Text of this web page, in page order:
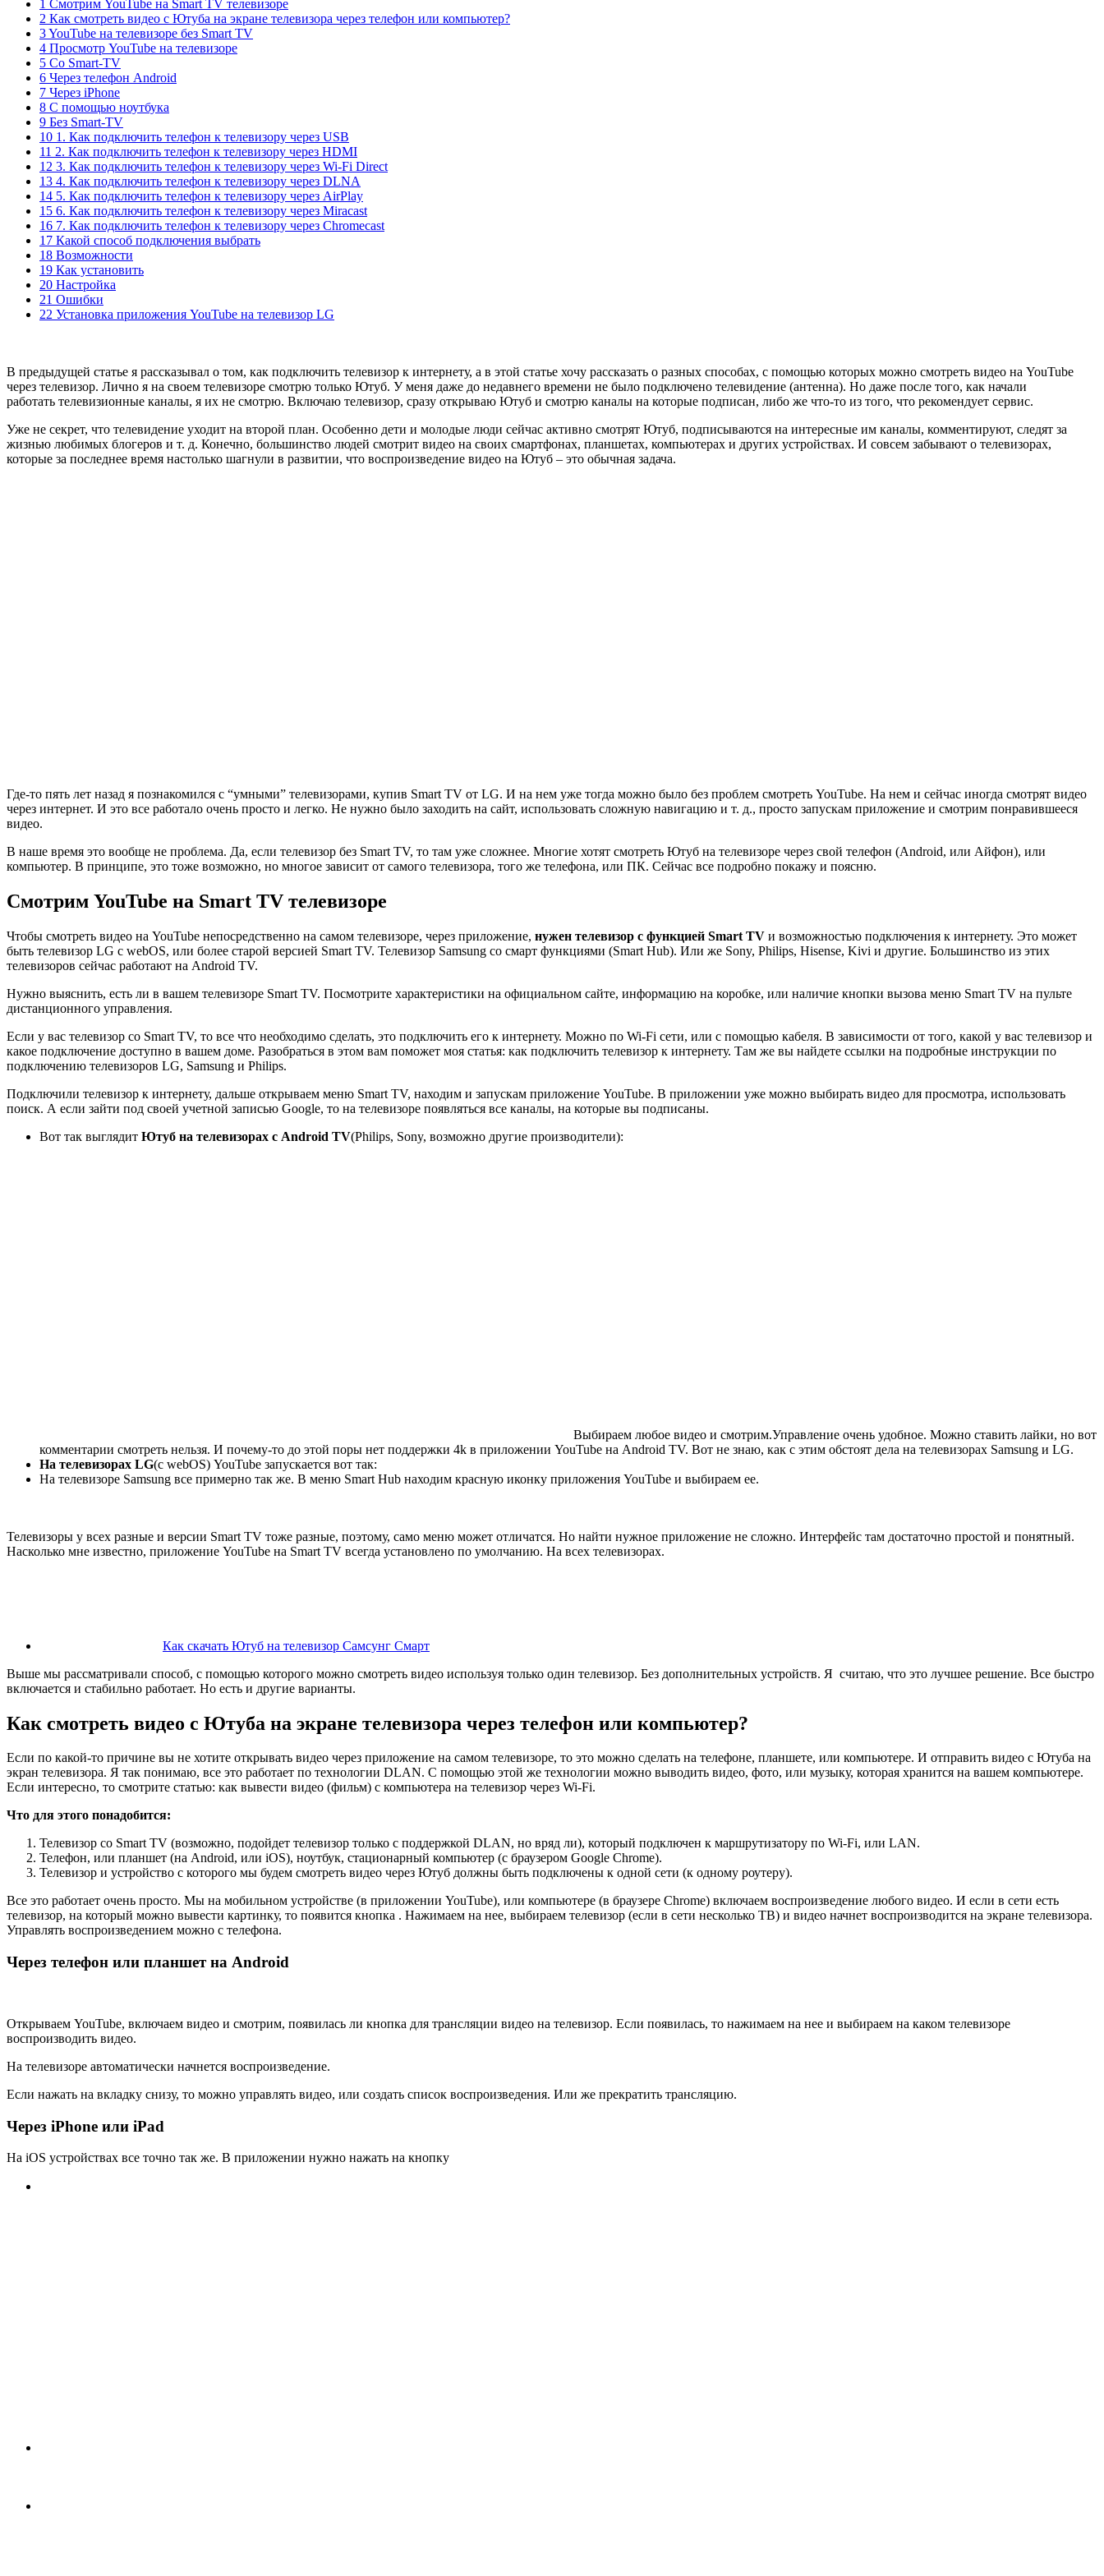
1 Смотрим YouTube на Smart TV телевизоре
2 Как смотреть видео с Ютуба на экране телевизора через телефон или компьютер?
3 YouTube на телевизоре без Smart TV
4 Просмотр YouTube на телевизоре
5 Со Smart-TV
6 Через телефон Android
7 Через iPhone
8 С помощью ноутбука
9 Без Smart-TV
10 1. Как подключить телефон к телевизору через USB
11 2. Как подключить телефон к телевизору через HDMI
12 3. Как подключить телефон к телевизору через Wi-Fi Direct
13 4. Как подключить телефон к телевизору через DLNA
14 5. Как подключить телефон к телевизору через AirPlay
15 6. Как подключить телефон к телевизору через Miracast
16 7. Как подключить телефон к телевизору через Chromecast
17 Какой способ подключения выбрать
18 Возможности
19 Как установить
20 Настройка
21 Ошибки
22 Установка приложения YouTube на телевизор LG
В предыдущей статье я рассказывал о том, как подключить телевизор к интернету, а в этой статье хочу рассказать о разных способах, с помощью которых можно смотреть видео на YouTube
через телевизор. Лично я на своем телевизоре смотрю только Ютуб. У меня даже до недавнего времени не было подключено телевидение (антенна). Но даже после того, как начали
работать телевизионные каналы, я их не смотрю. Включаю телевизор, сразу открываю Ютуб и смотрю каналы на которые подписан, либо же что-то из того, что рекомендует сервис.
Уже не секрет, что телевидение уходит на второй план. Особенно дети и молодые люди сейчас активно смотрят Ютуб, подписываются на интересные им каналы, комментируют, следят за
жизнью любимых блогеров и т. д. Конечно, большинство людей смотрит видео на своих смартфонах, планшетах, компьютерах и других устройствах. И совсем забывают о телевизорах,
которые за последнее время настолько шагнули в развитии, что воспроизведение видео на Ютуб – это обычная задача.
Где-то пять лет назад я познакомился с “умными” телевизорами, купив Smart TV от LG. И на нем уже тогда можно было без проблем смотреть YouTube. На нем и сейчас иногда смотрят видео
через интернет. И это все работало очень просто и легко. Не нужно было заходить на сайт, использовать сложную навигацию и т. д., просто запускам приложение и смотрим понравившееся
видео.
В наше время это вообще не проблема. Да, если телевизор без Smart TV, то там уже сложнее. Многие хотят смотреть Ютуб на телевизоре через свой телефон (Android, или Айфон), или
компьютер. В принципе, это тоже возможно, но многое зависит от самого телевизора, того же телефона, или ПК. Сейчас все подробно покажу и поясню.
Смотрим YouTube на Smart TV телевизоре
Чтобы смотреть видео на YouTube непосредственно на самом телевизоре, через приложение, нужен телевизор с функцией Smart TV и возможностью подключения к интернету. Это может
быть телевизор LG с webOS, или более старой версией Smart TV. Телевизор Samsung со смарт функциями (Smart Hub). Или же Sony, Philips, Hisense, Kivi и другие. Большинство из этих
телевизоров сейчас работают на Android TV.
Нужно выяснить, есть ли в вашем телевизоре Smart TV. Посмотрите характеристики на официальном сайте, информацию на коробке, или наличие кнопки вызова меню Smart TV на пульте
дистанционного управления.
Если у вас телевизор со Smart TV, то все что необходимо сделать, это подключить его к интернету. Можно по Wi-Fi сети, или с помощью кабеля. В зависимости от того, какой у вас телевизор и
какое подключение доступно в вашем доме. Разобраться в этом вам поможет моя статья: как подключить телевизор к интернету. Там же вы найдете ссылки на подробные инструкции по
подключению телевизоров LG, Samsung и Philips.
Подключили телевизор к интернету, дальше открываем меню Smart TV, находим и запускам приложение YouTube. В приложении уже можно выбирать видео для просмотра, использовать
поиск. А если зайти под своей учетной записью Google, то на телевизоре появляться все каналы, на которые вы подписаны.
Вот так выглядит Ютуб на телевизорах с Android TV(Philips, Sony, возможно другие производители):
Выбираем любое видео и смотрим.Управление очень удобное. Можно ставить лайки, но вот
комментарии смотреть нельзя. И почему-то до этой поры нет поддержки 4k в приложении YouTube на Android TV. Вот не знаю, как с этим обстоят дела на телевизорах Samsung и LG.
На телевизорах LG(с webOS) YouTube запускается вот так:
На телевизоре Samsung все примерно так же. В меню Smart Hub находим красную иконку приложения YouTube и выбираем ее.
Телевизоры у всех разные и версии Smart TV тоже разные, поэтому, само меню может отличатся. Но найти нужное приложение не сложно. Интерфейс там достаточно простой и понятный.
Насколько мне известно, приложение YouTube на Smart TV всегда установлено по умолчанию. На всех телевизорах.
Как скачать Ютуб на телевизор Самсунг Смарт
Выше мы рассматривали способ, с помощью которого можно смотреть видео используя только один телевизор. Без дополнительных устройств. Я считаю, что это лучшее решение. Все быстро
включается и стабильно работает. Но есть и другие варианты.
Как смотреть видео с Ютуба на экране телевизора через телефон или компьютер?
Если по какой-то причине вы не хотите открывать видео через приложение на самом телевизоре, то это можно сделать на телефоне, планшете, или компьютере. И отправить видео с Ютуба на
экран телевизора. Я так понимаю, все это работает по технологии DLAN. С помощью этой же технологии можно выводить видео, фото, или музыку, которая хранится на вашем компьютере.
Если интересно, то смотрите статью: как вывести видео (фильм) с компьютера на телевизор через Wi-Fi.
Что для этого понадобится:
Телевизор со Smart TV (возможно, подойдет телевизор только с поддержкой DLAN, но вряд ли), который подключен к маршрутизатору по Wi-Fi, или LAN.
Телефон, или планшет (на Android, или iOS), ноутбук, стационарный компьютер (с браузером Google Chrome).
Телевизор и устройство с которого мы будем смотреть видео через Ютуб должны быть подключены к одной сети (к одному роутеру).
Все это работает очень просто. Мы на мобильном устройстве (в приложении YouTube), или компьютере (в браузере Chrome) включаем воспроизведение любого видео. И если в сети есть
телевизор, на который можно вывести картинку, то появится кнопка . Нажимаем на нее, выбираем телевизор (если в сети несколько ТВ) и видео начнет воспроизводится на экране телевизора.
Управлять воспроизведением можно с телефона.
Через телефон или планшет на Android
Открываем YouTube, включаем видео и смотрим, появилась ли кнопка для трансляции видео на телевизор. Если появилась, то нажимаем на нее и выбираем на каком телевизоре
воспроизводить видео.
На телевизоре автоматически начнется воспроизведение.
Если нажать на вкладку снизу, то можно управлять видео, или создать список воспроизведения. Или же прекратить трансляцию.
Через iPhone или iPad
На iOS устройствах все точно так же. В приложении нужно нажать на кнопку